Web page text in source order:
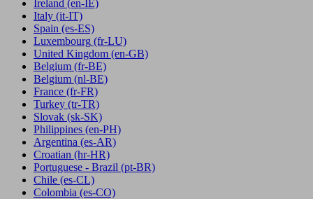
Ireland (en-IE)
Italy (it-IT)
Spain (es-ES)
Luxembourg (fr-LU)
United Kingdom (en-GB)
Belgium (fr-BE)
Belgium (nl-BE)
France (fr-FR)
Turkey (tr-TR)
Slovak (sk-SK)
Philippines (en-PH)
Argentina (es-AR)
Croatian (hr-HR)
Portuguese - Brazil (pt-BR)
Chile (es-CL)
Colombia (es-CO)